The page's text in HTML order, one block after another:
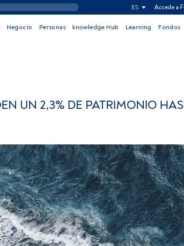
ES Accede a
Negocio Personas knowledge Hub Learning Fondos
UN 2,3% DE PATRIMONIO